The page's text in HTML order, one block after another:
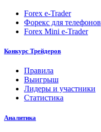
Forex e-Trader
Форекс для телефонов
Forex Mini e-Trader
Конкурс Трейдеров
Правила
Выигрыш
Лидеры и участники
Статистика
Аналитика